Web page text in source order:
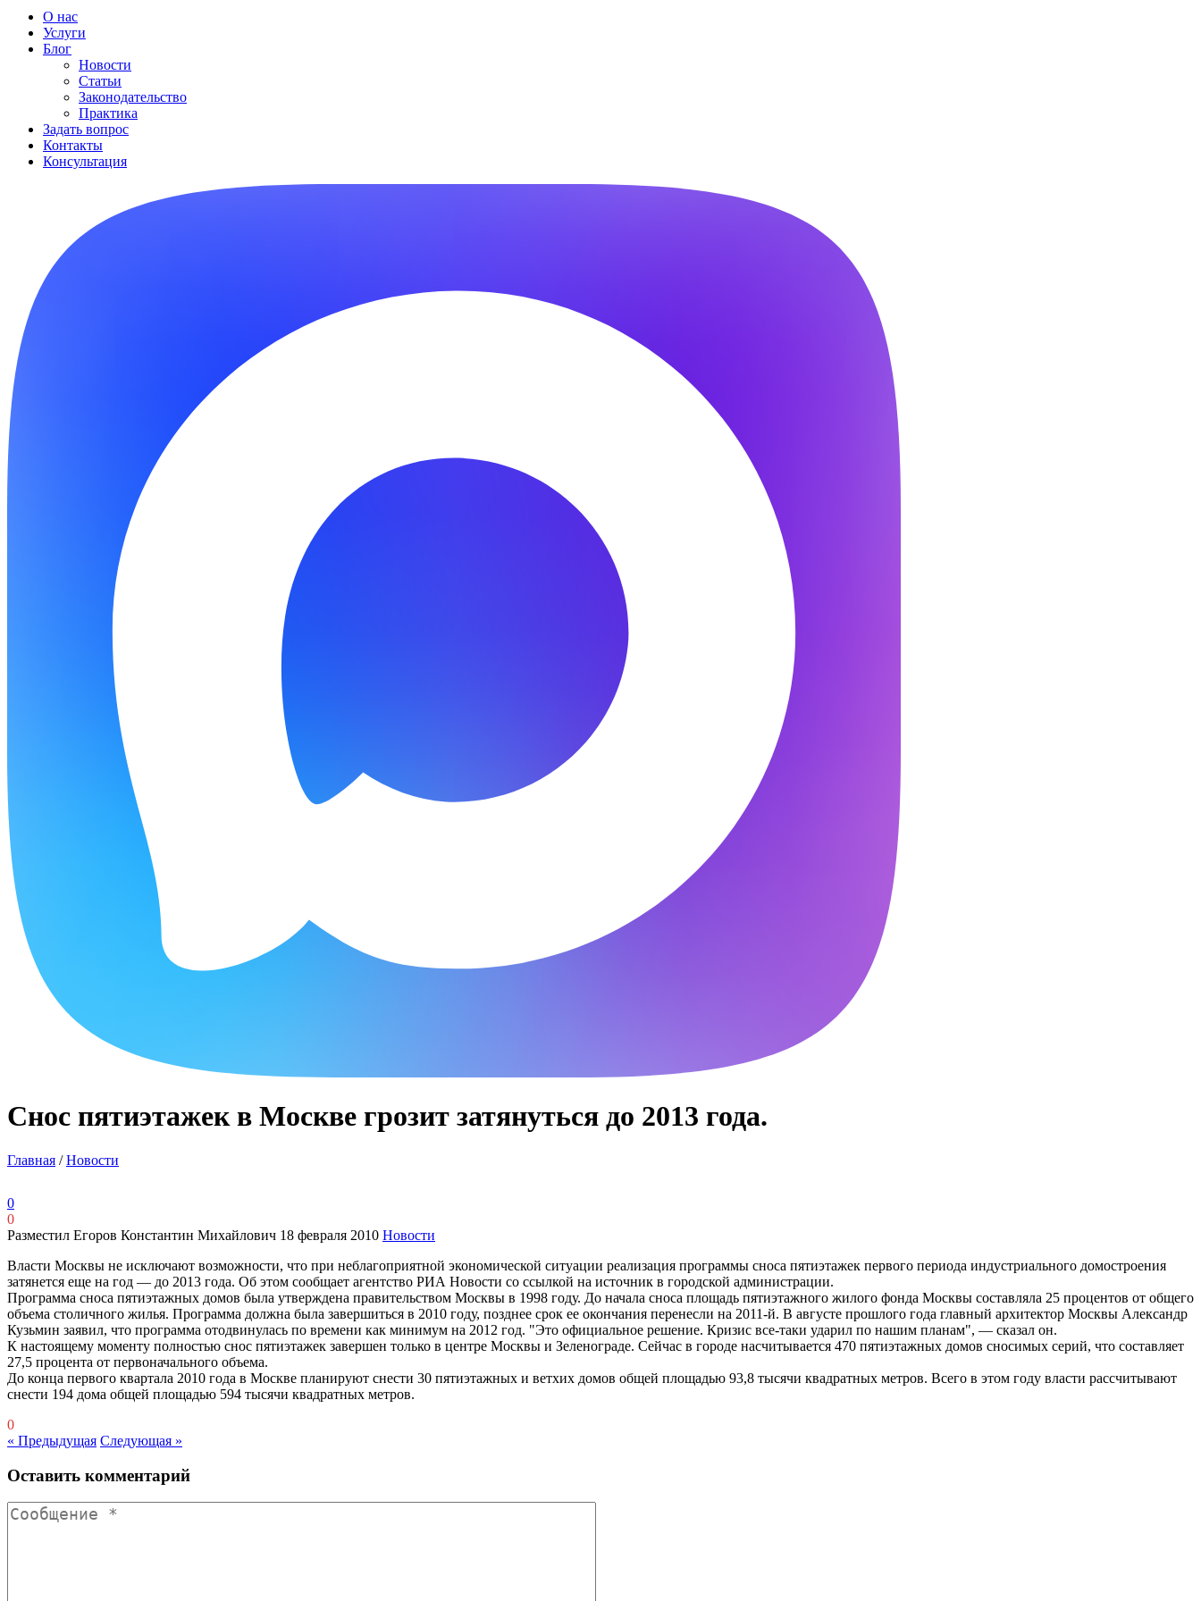
О нас
Услуги
Блог
Новости
Статьи
Законодательство
Практика
Задать вопрос
Контакты
Консультация
Снос пятиэтажек в Москве грозит затянуться до 2013 года.
Главная /Новости
0
0
Разместил Егоров Константин Михайлович 18 февраля 2010 Новости
Власти Москвы не исключают возможности, что при неблагоприятной экономической ситуации реализация программы сноса пятиэтажек первого периода индустриального домостроения
затянется еще на год — до 2013 года. Об этом сообщает агентство РИА Новости со ссылкой на источник в городской администрации.
Программа сноса пятиэтажных домов была утверждена правительством Москвы в 1998 году. До начала сноса площадь пятиэтажного жилого фонда Москвы составляла 25 процентов от общего
объема столичного жилья. Программа должна была завершиться в 2010 году, позднее срок ее окончания перенесли на 2011-й. В августе прошлого года главный архитектор Москвы Александр
Кузьмин заявил, что программа отодвинулась по времени как минимум на 2012 год. "Это официальное решение. Кризис все-таки ударил по нашим планам", — сказал он.
К настоящему моменту полностью снос пятиэтажек завершен только в центре Москвы и Зеленограде. Сейчас в городе насчитывается 470 пятиэтажных домов сносимых серий, что составляет
27,5 процента от первоначального объема.
До конца первого квартала 2010 года в Москве планируют снести 30 пятиэтажных и ветхих домов общей площадью 93,8 тысячи квадратных метров. Всего в этом году власти рассчитывают
снести 194 дома общей площадью 594 тысячи квадратных метров.
0
« Предыдущая Следующая »
Оставить комментарий